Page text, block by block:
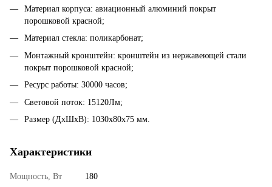
Материал корпуса: авиационный алюминий покрыт
порошковой красной;
Материал стекла: поликарбонат;
Монтажный кронштейн: кронштейн из нержавеющей стали
покрыт порошковой красной;
Ресурс работы: 30000 часов;
Световой поток: 15120Лм;
Размер (ДхШхВ): 1030x80x75 мм.
Характеристики
Мощность, Вт
180